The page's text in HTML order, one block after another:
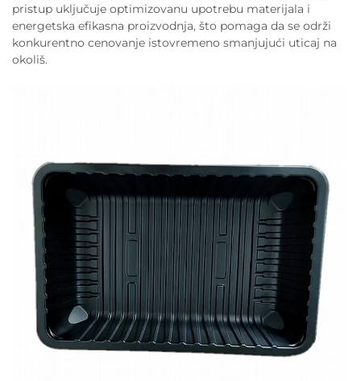
pristup uključuje optimizovanu upotrebu materijala i
energetska efikasna proizvodnja, što pomaga da se održi
konkurentno cenovanje istovremeno smanjujući uticaj na
okoliš.